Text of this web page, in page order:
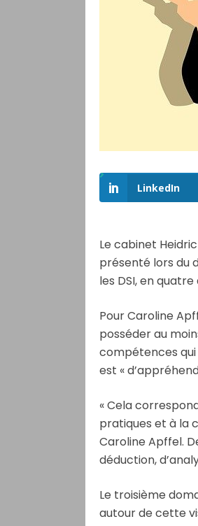
LinkedIn
Le cabinet
présenté lors du
les DSI, en
Pour Caroline
posséder au
compétences qui
est «
« Cela
pratiques et à la
Caroline Apffel.
déduction,
Le troisième
autour de cette